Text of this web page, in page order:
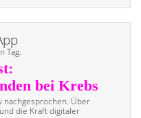
Tag.
nach­gesprochen. Über
die Kraft digitaler